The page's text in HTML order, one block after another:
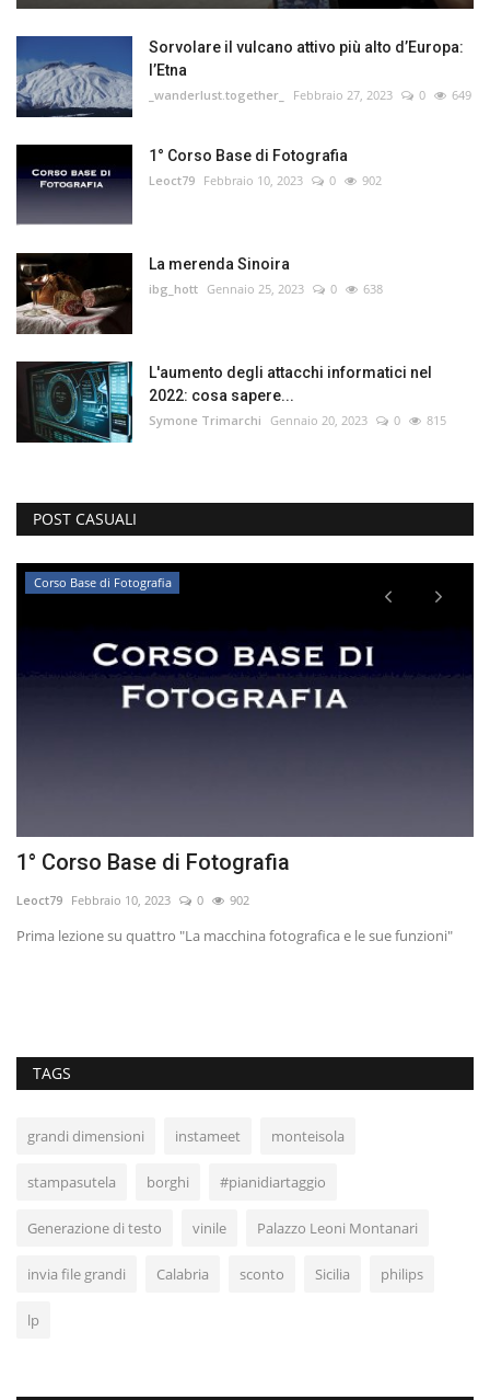
Sorvolare il vulcano attivo più alto d’Europa:
l’Etna
_wanderlust.together_ Febbraio 27, 2023 0 649
1° Corso Base di Fotografia
Leoct79 Febbraio 10, 2023 0 902
La merenda Sinoira
ibg_hott Gennaio 25, 2023 0 638
L'aumento degli attacchi informatici nel
2022: cosa sapere...
Symone Trimarchi Gennaio 20, 2023 0 815
POST CASUALI
Corso Base di Fotografia
1° Corso Base di Fotografia
Leoct79 Febbraio 10, 2023 0 902
Prima lezione su quattro "La macchina fotografica e le sue funzioni"
TAGS
grandi dimensioni instameet monteisola
stampasutela borghi #pianidiartaggio
Generazione di testo vinile Palazzo Leoni Montanari
invia file grandi Calabria sconto Sicilia philips
lp